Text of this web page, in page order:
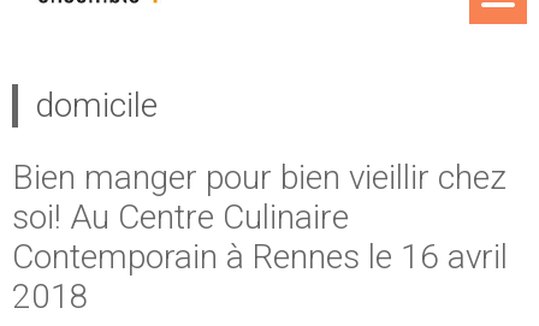
domicile
Bien manger pour bien vieillir chez
soi! Au Centre Culinaire
Contemporain à Rennes le 16 avril
2018